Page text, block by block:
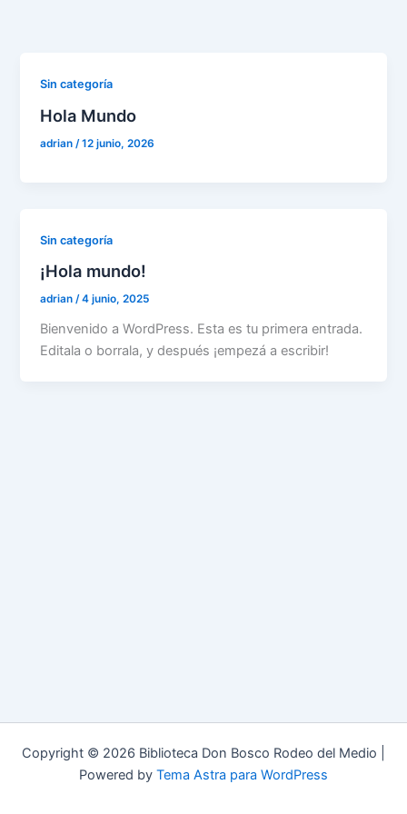
Sin categoría
Hola Mundo
adrian/12 junio, 2026
Sin categoría
¡Hola mundo!
adrian/4 junio, 2025
Bienvenido a WordPress. Esta es tu primera entrada.
Editala o borrala, y después ¡empezá a escribir!
Copyright © 2026 Biblioteca Don Bosco Rodeo del Medio |
Powered by Tema Astra para WordPress